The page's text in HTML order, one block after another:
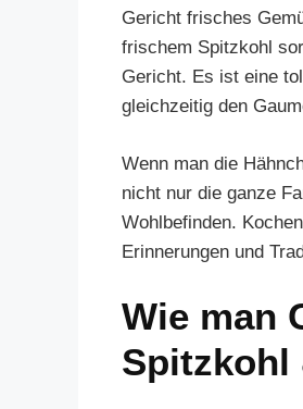
Gericht frisches
frischem Spitzkohl
Gericht. Es ist eine
gleichzeitig den
Wenn man die
nicht nur die ganze
Wohlbefinden.
Erinnerungen und
Wie man
Spitzkohl